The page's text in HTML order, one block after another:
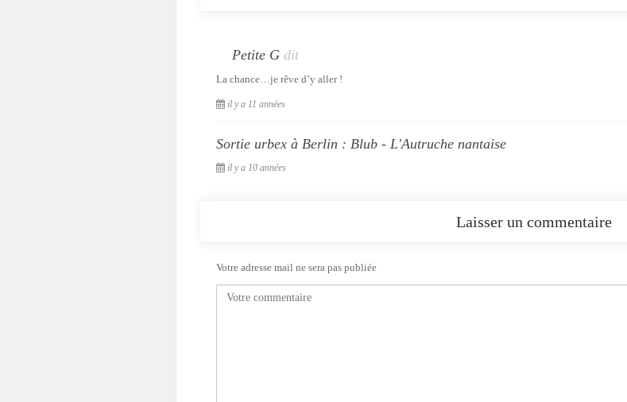
Petite G dit
La chance…je rêve d’y aller !
il y a 11 années
Sortie urbex à Berlin : Blub - L'Autruche nantaise
il y a 10 années
Laisser un commentaire
Votre adresse mail ne sera pas publiée